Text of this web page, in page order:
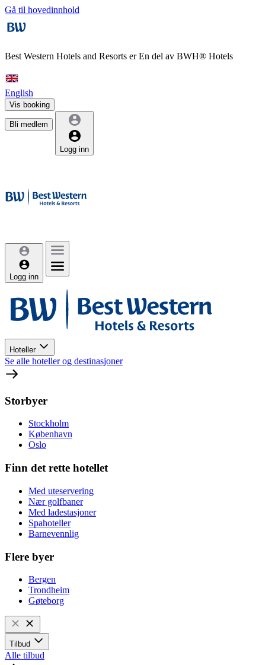
Gå til hovedinnhold
Best Western Hotels and Resorts erEn del av BWH® Hotels
English
Vis booking
Bli medlem
Logg inn
Logg inn
Hoteller
Se alle hoteller og destinasjoner
Storbyer
Stockholm
København
Oslo
Finn det rette hotellet
Med uteservering
Nær golfbaner
Med ladestasjoner
Spahoteller
Barnevennlig
Flere byer
Bergen
Trondheim
Gøteborg
Tilbud
Alle tilbud